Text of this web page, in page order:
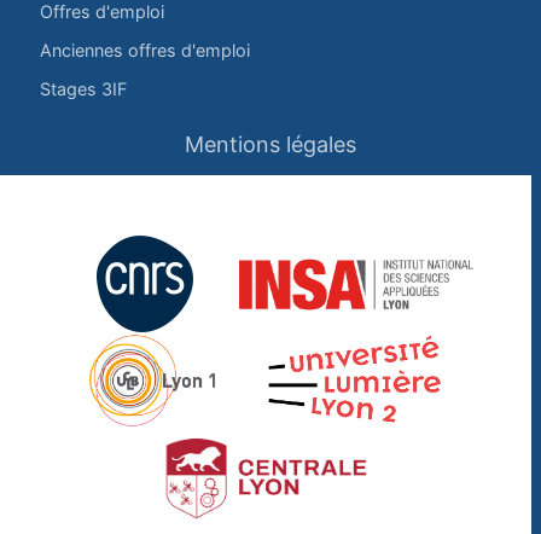
Offres d'emploi
Anciennes offres d'emploi
Stages 3IF
Mentions légales